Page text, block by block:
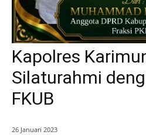
Kapolres
Silaturahmi
FKUB
26 Januari 2023